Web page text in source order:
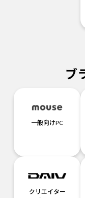
ブ
一般向けPC
クリエイター